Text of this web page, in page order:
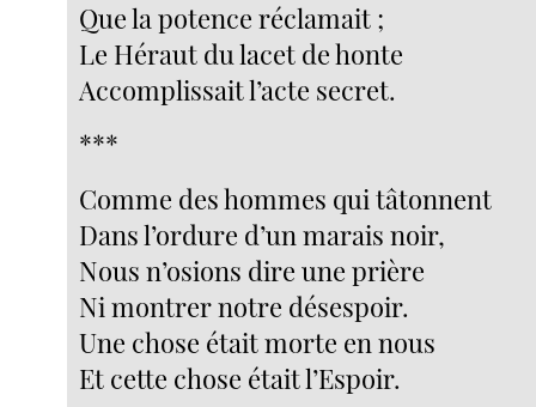
Que la potence réclamait ;
Le Héraut du lacet de honte
Accomplissait l’acte secret.
***
Comme des hommes qui tâtonnent
Dans l’ordure d’un marais noir,
Nous n’osions dire une prière
Ni montrer notre désespoir.
Une chose était morte en nous
Et cette chose était l’Espoir.